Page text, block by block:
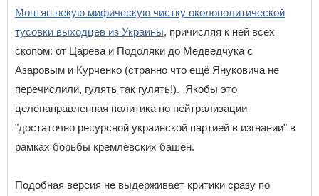
Монтян некую мифическую чистку околополитической
тусовки выходцев из Украины, причисляя к ней всех
скопом: от Царева и Подоляки до Медведчука с
Азаровым и Курченко (странно что ещё Януковича не
перечислили, гулять так гулять!). Якобы это
целенаправленная политика по нейтрализации
"достаточно ресурсной украинской партией в изгнании" в
рамках борьбы кремлёвских башен.
Подобная версия не выдерживает критики сразу по